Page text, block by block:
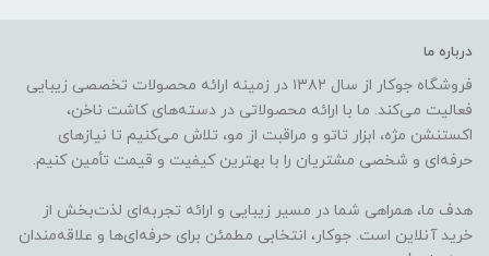
درباره ما
فروشگاه جوکار از سال ۱۳۸۲ در زمینه ارائه محصولات تخصصی زیبایی
فعالیت می‌کند. ما با ارائه محصولاتی در دسته‌های کاشت ناخن،
اکستنشن مژه، ابزار تاتو و مراقبت از مو، تلاش می‌کنیم تا نیازهای
حرفه‌ای و شخصی مشتریان را با بهترین کیفیت و قیمت تأمین کنیم.
هدف ما، همراهی شما در مسیر زیبایی و ارائه تجربه‌ای لذت‌بخش از
خرید آنلاین است. جوکار، انتخابی مطمئن برای حرفه‌ای‌ها و علاقه‌مندان